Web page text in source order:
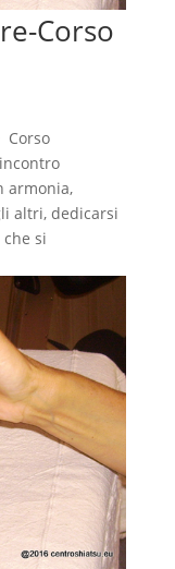
Corso
Corso
armonia,
altri, dedicarsi
si